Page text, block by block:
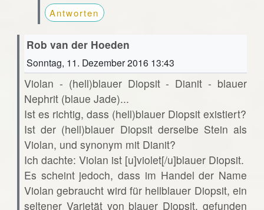
Antworten
Rob van der Hoeden
Sonntag, 11. Dezember 2016 13:43
Violan - (hell)blauer Diopsit - Dianit - blauer
Nephrit (blaue Jade)...
Ist es richtig, dass (hell)blauer Diopsit existiert?
Ist der (hell)blauer Diopsit derselbe Stein als
Violan, und synonym mit Dianit?
Ich dachte: Violan ist [u]violet[/u]blauer Diopsit.
Es scheint jedoch, dass im Handel der Name
Violan gebraucht wird für hellblauer Diopsit, ein
seltener Varietät von blauer Diopsit, gefunden